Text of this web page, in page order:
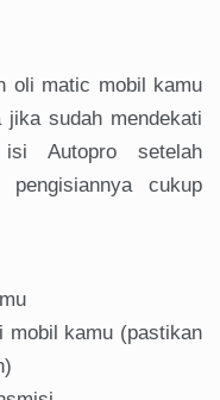
oli matic mobil kamu
sudah mendekati
Autopro setelah
cukup
mobil kamu (pastikan